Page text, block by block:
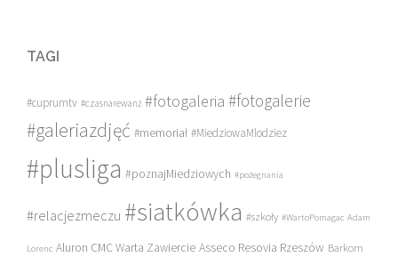
TAGI
#cuprumtv #czasnarewanż #fotogaleria #fotogalerie
#galeriazdjęć #memoriał #MiedziowaMlodziez
#plusliga #poznajMiedziowych #pożegnania
#relacjezmeczu #siatkówka #szkoły #WartoPomagac Adam
Lorenc Aluron CMC Warta Zawiercie Asseco Resovia Rzeszów Barkom